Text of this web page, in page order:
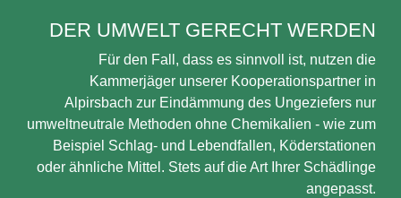
DER UMWELT GERECHT WERDEN
Für den Fall, dass es sinnvoll ist, nutzen die
Kammerjäger unserer Kooperationspartner in
Alpirsbach zur Eindämmung des Ungeziefers nur
umweltneutrale Methoden ohne Chemikalien - wie zum
Beispiel Schlag- und Lebendfallen, Köderstationen
oder ähnliche Mittel. Stets auf die Art Ihrer Schädlinge
angepasst.